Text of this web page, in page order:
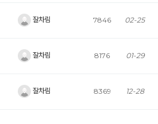
잘차림 7846 02-25
잘차림 8176 01-29
잘차림 8369 12-28